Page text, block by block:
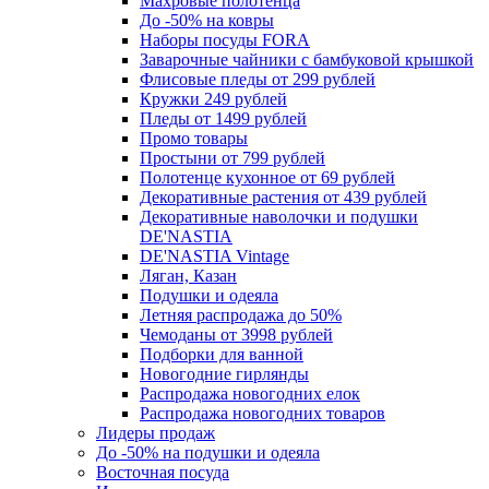
До -50% на ковры
Наборы посуды FORA
Заварочные чайники с бамбуковой крышкой
Флисовые пледы от 299 рублей
Кружки 249 рублей
Пледы от 1499 рублей
Промо товары
Простыни от 799 рублей
Полотенце кухонное от 69 рублей
Декоративные растения от 439 рублей
Декоративные наволочки и подушки
DE'NASTIA
DE'NASTIA Vintage
Ляган, Казан
Подушки и одеяла
Летняя распродажа до 50%
Чемоданы от 3998 рублей
Подборки для ванной
Новогодние гирлянды
Распродажа новогодних елок
Распродажа новогодних товаров
Лидеры продаж
До -50% на подушки и одеяла
Восточная посуда